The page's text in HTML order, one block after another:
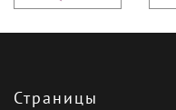
Страницы